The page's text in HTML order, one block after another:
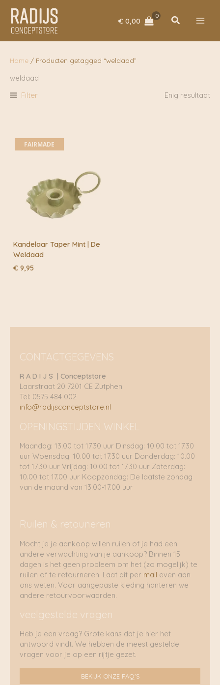
naar
inhoud
€ 0,00 Zoeken
Home / Producten getagged “weldaad”
weldaad
Filter Enig resultaat
FAIRMADE
Kandelaar Taper Mint | De
Weldaad
€ 9,95
CONTACTGEGEVENS
R A D I J S | Conceptstore
Laarstraat 20 7201 CE Zutphen
Tel: 0575 484 002
info@radijsconceptstore.nl
OPENINGSTIJDEN WINKEL
Maandag: 13.00 tot 17.30 uur Dinsdag: 10.00 tot 17.30
uur Woensdag: 10.00 tot 17.30 uur Donderdag: 10.00
tot 17.30 uur Vrijdag: 10.00 tot 17.30 uur Zaterdag:
10.00 tot 17.00 uur Koopzondag: De laatste zondag
van de maand van 13.00-17.00 uur
Ruilen & retouneren
Mocht je je aankoop willen ruilen of je had een
andere verwachting van je aankoop? Binnen 15
dagen is het geen probleem om het (zo mogelijk) te
ruilen of te retourneren. Laat dit per mail even aan
ons weten. Voor aangepaste kleding hanteren we
andere retourvoorwaarden.
veelgestelde vragen
Heb je een vraag? Grote kans dat je hier het
antwoord vindt. We hebben de meest gestelde
vragen voor je op een rijtje gezet.
BEKIJK ONZE FAQ'S